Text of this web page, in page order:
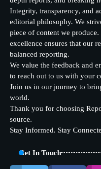
Integrity, transparency, and
editorial philosophy. We
piece of content we
excellence ensures that our
balanced reporting.
We value the feedback and
to reach out to us with your
Join us in our journey to
world.
Thank you for choosing
source.
Stay Informed. Stay
Get In Touch